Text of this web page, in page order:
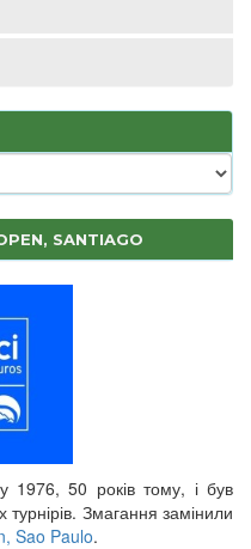
SANTIAGO
1976, 50 років тому, і був
турнірів. Змагання замінили
Sao Paulo.